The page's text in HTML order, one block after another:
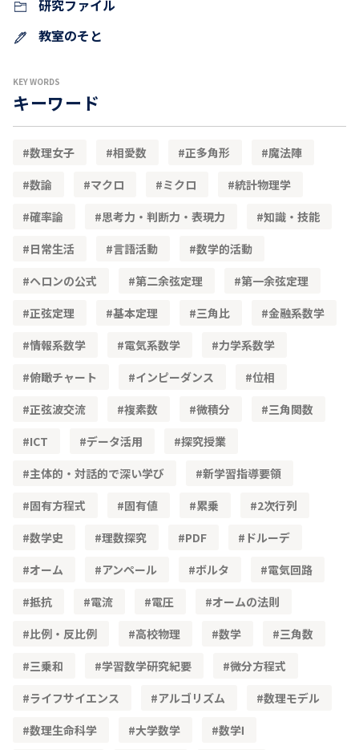
研究ファイル
教室のそと
KEY WORDS
キーワード
数理女子 相愛数 正多角形
魔法陣
数論
マクロ ミクロ
統計物理学
確率論
思考力・判断力・表現力
知識・技能
日常生活
言語活動
数学的活動
ヘロンの公式
第二余弦定理
第一余弦定理
正弦定理
基本定理 三角比
金融系数学
情報系数学
電気系数学
力学系数学
俯瞰チャート
インピーダンス
位相
正弦波交流
複素数 微積分
三角関数
ICT
データ活用
探究授業
主体的・対話的で深い学び
新学習指導要領
固有方程式
固有値 累乗
2次行列
数学史
理数探究 PDF
ドルーデ
オーム
アンペール ボルタ
電気回路
抵抗
電流 電圧
オームの法則
比例・反比例
高校物理 数学
三角数
三乗和
学習数学研究紀要
微分方程式
ライフサイエンス
アルゴリズム
数理モデル
数理生命科学
大学数学 数学Ⅰ